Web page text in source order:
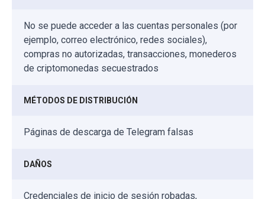
No se puede acceder a las cuentas personales (por
ejemplo, correo electrónico, redes sociales),
compras no autorizadas, transacciones, monederos
de criptomonedas secuestrados
MÉTODOS DE DISTRIBUCIÓN
Páginas de descarga de Telegram falsas
DAÑOS
Credenciales de inicio de sesión robadas,